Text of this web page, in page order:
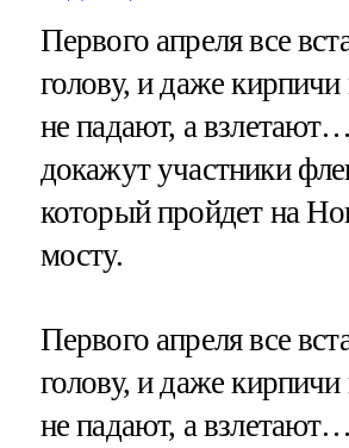
Первого апреля все
голову, и даже кирпичи
не падают, а
докажут участники
который пройдет на
мосту.
Первого апреля все
голову, и даже кирпичи
не падают, а